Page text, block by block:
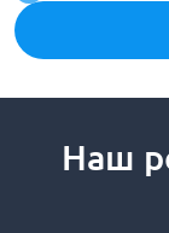
Наш